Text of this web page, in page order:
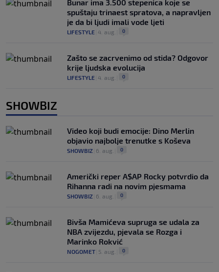
Bunar imа 3.500 stepenica koje se
spuštaju trinaest spratova, a napravljen
je da bi ljudi imali vode ljeti
LIFESTYLE 4. aug. 0
Zašto se zacrvenimo od stida? Odgovor
krije ljudska evolucija
LIFESTYLE 4. aug. 0
SHOWBIZ
Video koji budi emocije: Dino Merlin
objavio najbolje trenutke s Koševa
SHOWBIZ 6. aug. 0
Američki reper A$AP Rocky potvrdio da
Rihanna radi na novim pjesmama
SHOWBIZ 6. aug. 0
Bivša Mamićeva supruga se udala za
NBA zvijezdu, pjevala se Rozga i
Marinko Rokvić
NOGOMET 5. aug. 0